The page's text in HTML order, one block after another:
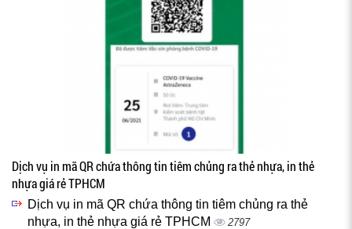
Dịch vụ in mã QR chứa thông tin tiêm chủng ra thẻ nhựa, in thẻ
nhựa giá rẻ TPHCM
Dịch vụ in mã QR chứa thông tin tiêm chủng ra thẻ
nhựa, in thẻ nhựa giá rẻ TPHCM
2797